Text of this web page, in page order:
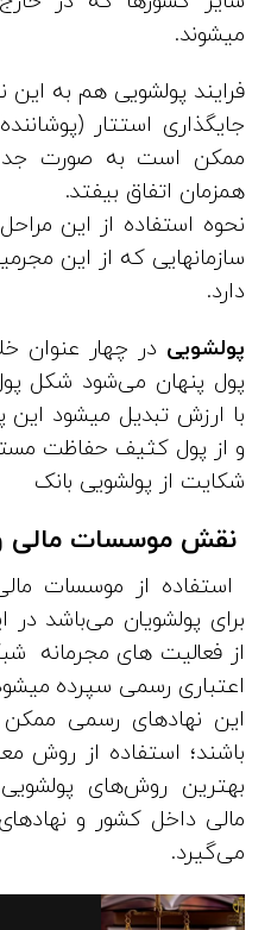
میشوند.
فرایند پولشویی هم به
جایگذاری استتار
ممکن است به صورت
همزمان اتفاق بیفتد.
نحوه استفاده از این
سازمانهایی که از این
دارد.
پولشویی در چهار عنوان
پول پنهان می‌شود شکل
با ارزش تبدیل میشود
و از پول کثیف حفاظت
شکایت از پولشویی بانک
‏نقش موسسات مالی و
استفاده از موسسات
برای پولشویان می‌باشد
از فعالیت های مجرمانه
اعتباری رسمی سپرده
این نهادهای رسمی
باشند؛ استفاده از روش
بهترین روش‌های
مالی داخل کشور و
می‌گیرد.